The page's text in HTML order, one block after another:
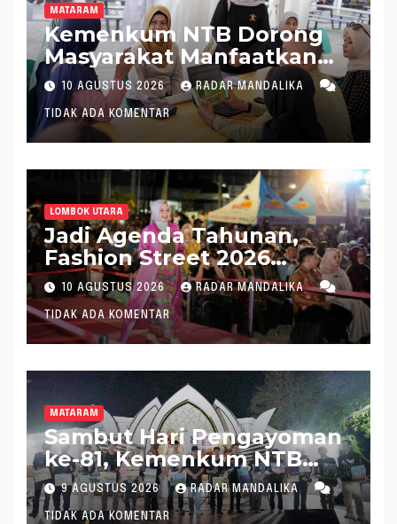
MATARAM
Kemenkum NTB Dorong
Masyarakat Manfaatkan
AHU Online Secara Mudah,
Cepat, dan Mandiri
10 AGUSTUS 2026 RADAR MANDALIKA
TIDAK ADA KOMENTAR
LOMBOK UTARA
Jadi Agenda Tahunan,
Fashion Street 2026
Lombok Utara Meriah
10 AGUSTUS 2026 RADAR MANDALIKA
TIDAK ADA KOMENTAR
MATARAM
Sambut Hari Pengayoman
ke-81, Kemenkum NTB
Hadirkan Layanan Hukum
di Pantai Ampenan
9 AGUSTUS 2026 RADAR MANDALIKA
TIDAK ADA KOMENTAR